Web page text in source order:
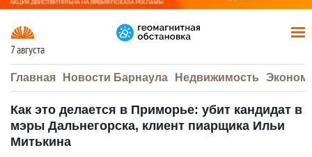
7 августа
Главная Новости Барнаула Недвижимость
Как это делается в Приморье: убит кандидат в
мэры Дальнегорска, клиент пиарщика Ильи
Митькина